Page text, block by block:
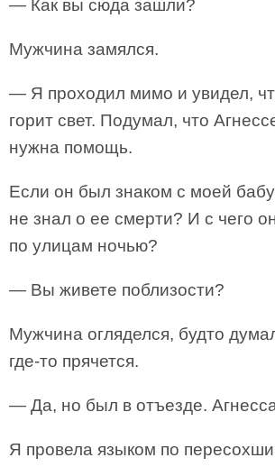
— Как вы сюда зашли?
Мужчина замялся.
— Я проходил мимо и увидел,
горит свет. Подумал, что
нужна помощь.
Если он был знаком с моей
не знал о ее смерти? И с чего
по улицам ночью?
— Вы живете поблизости?
Мужчина огляделся, будто
где-то прячется.
— Да, но был в отъезде.
Я провела языком по